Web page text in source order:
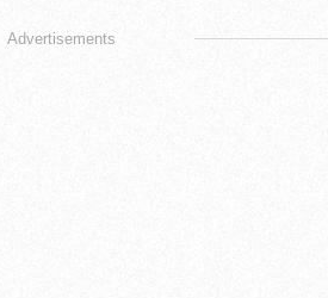
Advertisements